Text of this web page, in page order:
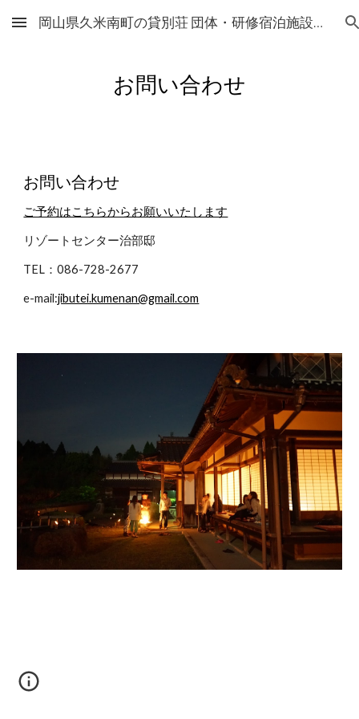
Skip to main content Skip to navigation
岡山県久米南町の貸別荘 団体・研修宿泊施設 - 治部邸
お問い合わせ
お問い合わせ
ご予約はこちらからお願いいたします
リゾートセンター治部邸
TEL：086-728-2677
e-mail:jibutei.kumenan@gmail.com